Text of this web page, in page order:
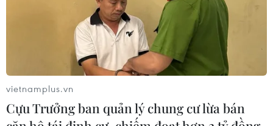
Dữ liệu việc làm Mỹ mở thêm dư địa
cho giá vàng trong tuần qua
vietnamplus.vn
Cựu Trưởng ban quản lý chung cư lừa bán